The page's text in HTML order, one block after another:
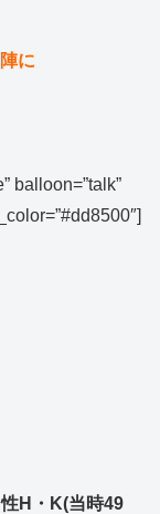
に
balloon=”talk”
H・K(当時49